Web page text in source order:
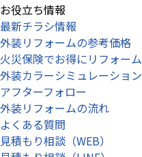
お役立ち情報
最新チラシ情報
外装リフォームの参考価格
火災保険でお得にリフォーム
外装カラーシミュレーション
アフターフォロー
外装リフォームの流れ
よくある質問
見積もり相談（WEB）